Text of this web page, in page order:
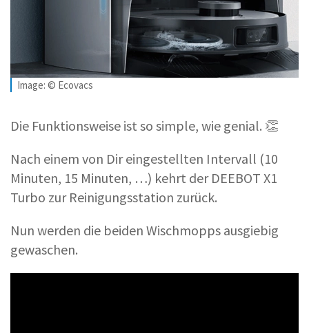
Image: © Ecovacs
Die Funktionsweise ist so simple, wie genial. 👏
Nach einem von Dir eingestellten Intervall (10
Minuten, 15 Minuten, …) kehrt der DEEBOT X1
Turbo zur Reinigungsstation zurück.
Nun werden die beiden Wischmopps ausgiebig
gewaschen.